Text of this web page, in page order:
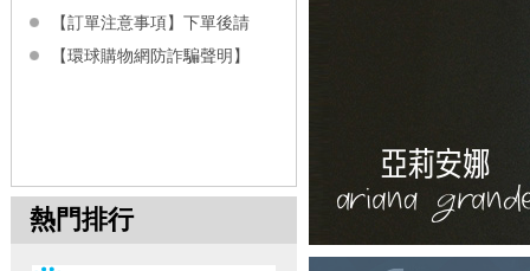
【訂單注意事項】下單後請
【環球購物網防詐騙聲明】
熱門排行